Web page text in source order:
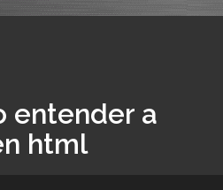
entender a
html